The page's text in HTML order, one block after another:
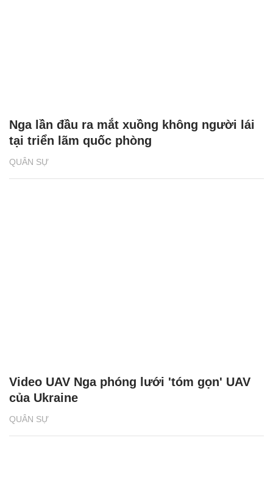
QUÂN SỰ
Nga lần đầu ra mắt xuồng không người lái
tại triển lãm quốc phòng
QUÂN SỰ
Video UAV Nga phóng lưới 'tóm gọn' UAV
của Ukraine